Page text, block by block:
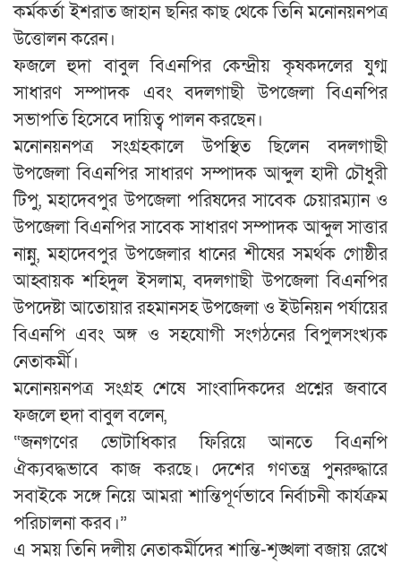
কর্মকর্তা ইশরাত জাহান ছনির কাছ থেকে তিনি মনোনয়নপত্র
উত্তোলন করেন।
ফজলে হুদা বাবুল বিএনপির কেন্দ্রীয় কৃষকদলের যুগ্ম
সাধারণ সম্পাদক এবং বদলগাছী উপজেলা বিএনপির
সভাপতি হিসেবে দায়িত্ব পালন করছেন।
মনোনয়নপত্র সংগ্রহকালে উপস্থিত ছিলেন বদলগাছী
উপজেলা বিএনপির সাধারণ সম্পাদক আব্দুল হাদী চৌধুরী
টিপু, মহাদেবপুর উপজেলা পরিষদের সাবেক চেয়ারম্যান ও
উপজেলা বিএনপির সাবেক সাধারণ সম্পাদক আব্দুল সাত্তার
নান্নু, মহাদেবপুর উপজেলার ধানের শীষের সমর্থক গোষ্ঠীর
আহ্বায়ক শহিদুল ইসলাম, বদলগাছী উপজেলা বিএনপির
উপদেষ্টা আতোয়ার রহমানসহ উপজেলা ও ইউনিয়ন পর্যায়ের
বিএনপি এবং অঙ্গ ও সহযোগী সংগঠনের বিপুলসংখ্যক
নেতাকর্মী।
মনোনয়নপত্র সংগ্রহ শেষে সাংবাদিকদের প্রশ্নের জবাবে
ফজলে হুদা বাবুল বলেন,
“জনগণের ভোটাধিকার ফিরিয়ে আনতে বিএনপি
ঐক্যবদ্ধভাবে কাজ করছে। দেশের গণতন্ত্র পুনরুদ্ধারে
সবাইকে সঙ্গে নিয়ে আমরা শান্তিপূর্ণভাবে নির্বাচনী কার্যক্রম
পরিচালনা করব।”
এ সময় তিনি দলীয় নেতাকর্মীদের শান্তি-শৃঙ্খলা বজায় রেখে